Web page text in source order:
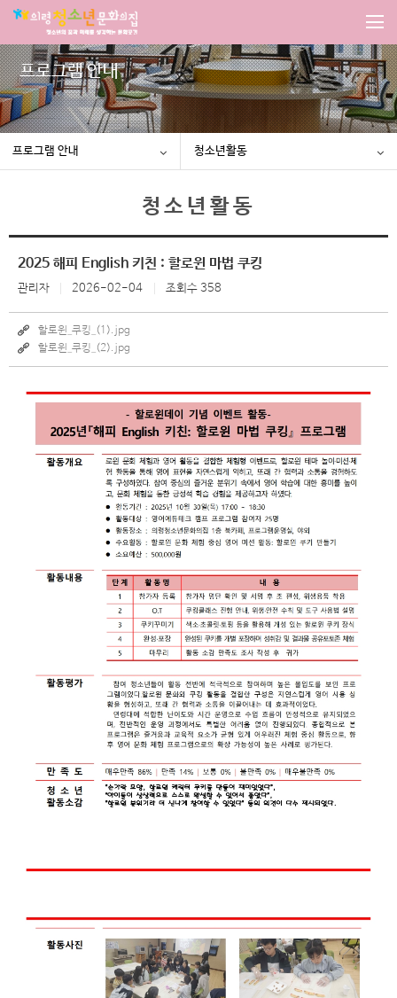
프로그램 안내
프로그램 안내 청소년활동
청소년활동
2025 해피 English 키친 : 할로윈 마법 쿠킹
관리자 2026-02-04 조회수 358
할로윈_쿠킹_(1).jpg
할로윈_쿠킹_(2).jpg